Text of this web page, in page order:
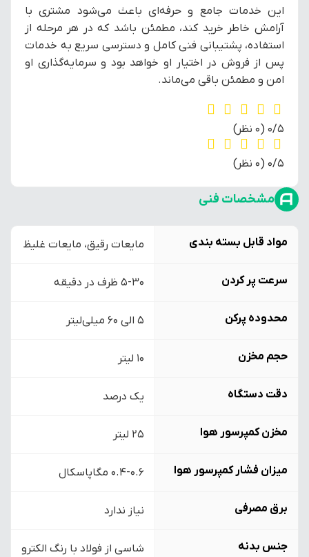
این خدمات جامع و حرفه‌ای باعث می‌شود مشتری با
آرامش خاطر خرید کند، مطمئن باشد که در هر مرحله از
استفاده، پشتیبانی فنی کامل و دسترسی سریع به خدمات
پس از فروش در اختیار او خواهد بود و سرمایه‌گذاری او
امن و مطمئن باقی می‌ماند.
‫0/5 ‫(0 نظر)
‫0/5 ‫(0 نظر)
مشخصات فنی
مواد قابل بسته بندی مایعات رقیق، مایعات غلیظ
سرعت پر کردن 5-30 ظرف در دقیقه
محدوده پرکن ۵ الی ۶۰ میلی‌لیتر
حجم مخزن 10 لیتر
دقت دستگاه یک درصد
مخزن کمپرسور هوا 25 لیتر
میزان فشار کمپرسور هوا 0.4-0.6 مگاپاسکال
برق مصرفی نیاز ندارد
جنس بدنه
شاسی از فولاد با رنگ الکترو